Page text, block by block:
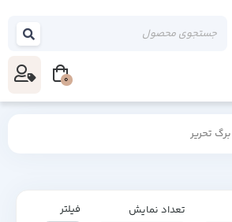
برگ تحریر
تعداد نمایش فیلتر
0